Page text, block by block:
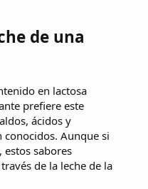
de una
en lactosa
prefiere este
ácidos y
Aunque si
estos sabores
de la leche de la